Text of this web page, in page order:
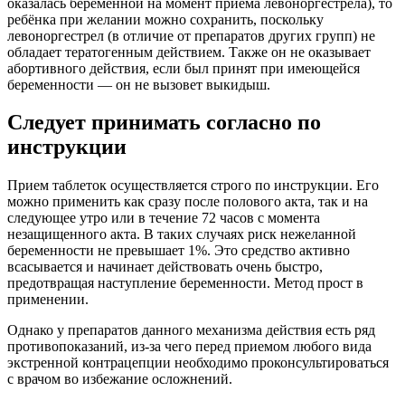
ребёнка при желании можно сохранить, поскольку
левоноргестрел (в отличие от препаратов других групп) не
обладает тератогенным действием. Также он не оказывает
абортивного действия, если был принят при имеющейся
беременности — он не вызовет выкидыш.
Следует принимать согласно по
инструкции
Прием таблеток осуществляется строго по инструкции. Его
можно применить как сразу после полового акта, так и на
следующее утро или в течение 72 часов с момента
незащищенного акта. В таких случаях риск нежеланной
беременности не превышает 1%. Это средство активно
всасывается и начинает действовать очень быстро,
предотвращая наступление беременности. Метод прост в
применении.
Однако у препаратов данного механизма действия есть ряд
противопоказаний, из-за чего перед приемом любого вида
экстренной контрацепции необходимо проконсультироваться
с врачом во избежание осложнений.